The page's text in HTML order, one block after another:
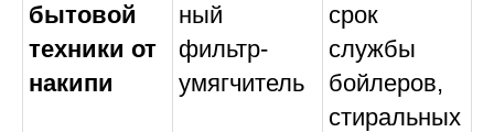
бытовой
техники от
накипи
ный
фильтр-
умягчитель
срок
службы
бойлеров,
стиральных